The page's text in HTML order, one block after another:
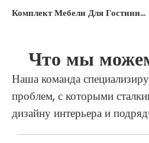
Комплект Мебели Для Гостиничного Номера: Стандартные И Индивидуальные Решения Из Китая 2026
Что мы
Наша команда
проблем, с которыми
дизайну интерьера и